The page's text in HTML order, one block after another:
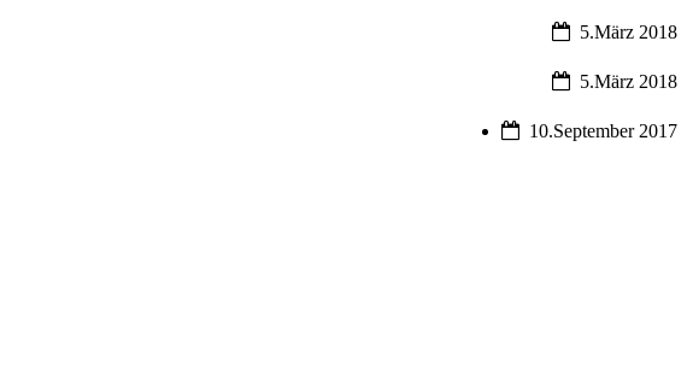
5.März 2018
5.März 2018
10.September 2017